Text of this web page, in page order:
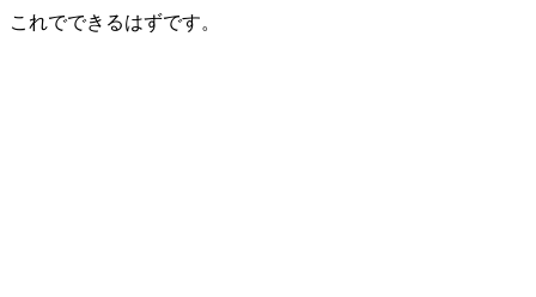
これでできるはずです。